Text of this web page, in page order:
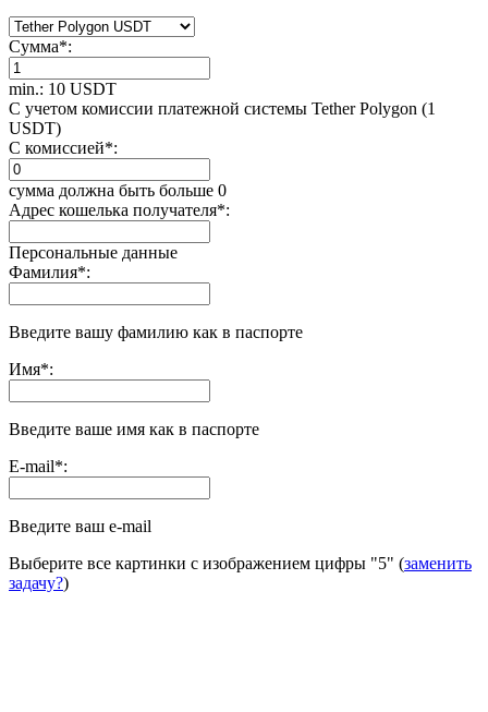
Сумма*:
min.: 10 USDT
С учетом комиссии платежной системы Tether Polygon (1
USDT)
С комиссией*:
сумма должна быть больше 0
Адрес кошелька получателя*:
Персональные данные
Фамилия*:
Введите вашу фамилию как в паспорте
Имя*:
Введите ваше имя как в паспорте
E-mail*:
Введите ваш e-mail
Выберите все картинки с изображением цифры "5" (заменить
задачу?)